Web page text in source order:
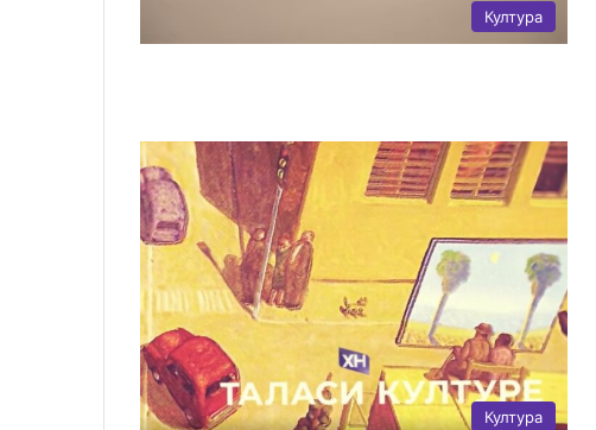
Култура
Култура